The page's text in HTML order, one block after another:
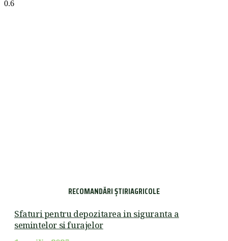
RECOMANDĂRI ȘTIRIAGRICOLE
Sfaturi pentru depozitarea in siguranta a
semintelor si furajelor